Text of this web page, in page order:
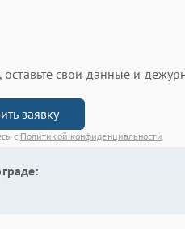
оставьте свои данные и
заявку
с Политикой конфиденциальности